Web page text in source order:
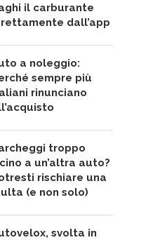
il carburante
dall’app
a noleggio:
sempre più
rinunciano
troppo
a un’altra auto?
rischiare una
(e non solo)
svolta in